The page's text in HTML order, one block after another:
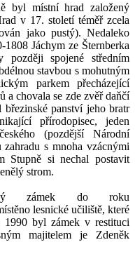
byl místní hrad založený
v 17. století téměř zcela
jako pustý). Nedaleko
Jáchym ze Šternberka
později spojené středním
stavbou s mohutným
parkem přecházející
a chovala se zde zvěř daňčí
panství jeho bratr
přírodopisec, jeden
(pozdější Národní
s mnoha vzácnými
Stupně si nechal postavit
strom.
zámek do roku
lesnické učiliště, které
byl zámek v restituci
majitelem je Zdeněk